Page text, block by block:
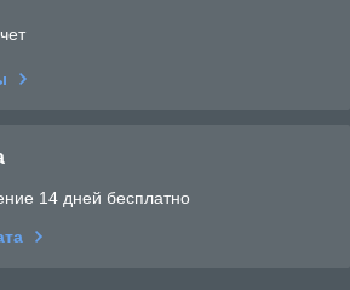
14 дней бесплатно